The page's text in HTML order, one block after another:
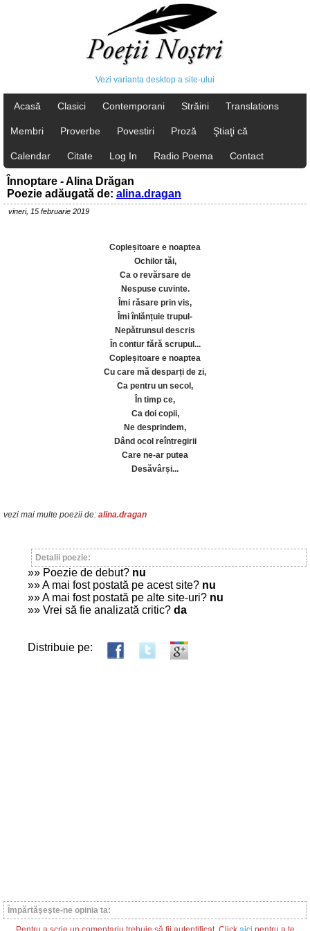
Vezi varianta desktop a site-ului
Acasă Clasici Contemporani Străini Translations
Membri Proverbe Povestiri Proză Ştiaţi că
Calendar Citate Log In Radio Poema Contact
Înnoptare - Alina Drăgan
Poezie adăugată de: alina.dragan
vineri, 15 februarie 2019
Copleșitoare e noaptea
Ochilor tăi,
Ca o revărsare de
Nespuse cuvinte.
Îmi răsare prin vis,
Îmi înlănțuie trupul-
Nepătrunsul descris
În contur fără scrupul...
Copleșitoare e noaptea
Cu care mă desparți de zi,
Ca pentru un secol,
În timp ce,
Ca doi copii,
Ne desprindem,
Dând ocol reîntregirii
Care ne-ar putea
Desăvârși...
vezi mai multe poezii de: alina.dragan
Detalii poezie:
»» Poezie de debut? nu
»» A mai fost postată pe acest site? nu
»» A mai fost postată pe alte site-uri? nu
»» Vrei să fie analizată critic? da
Distribuie pe:
Împărtăşeşte-ne opinia ta: